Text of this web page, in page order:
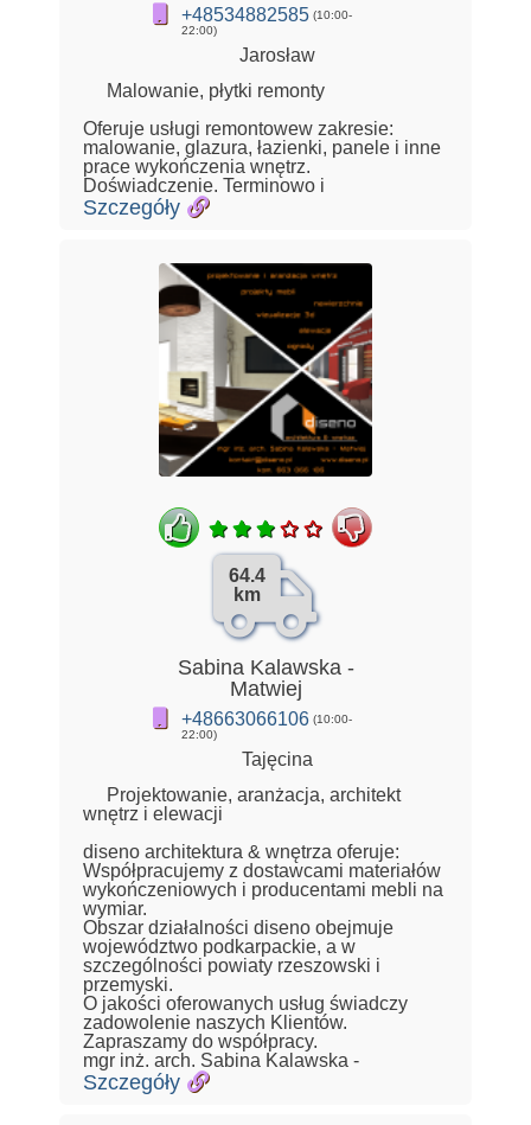
+48534882585 (10:00-
22:00)
Jarosław
Malowanie, płytki remonty
Oferuje usługi remontowew zakresie:
malowanie, glazura, łazienki, panele i inne
prace wykończenia wnętrz.
Doświadczenie. Terminowo i
Szczegóły
64.4
km
Sabina Kalawska -
Matwiej
+48663066106 (10:00-
22:00)
Tajęcina
Projektowanie, aranżacja, architekt
wnętrz i elewacji
diseno architektura & wnętrza oferuje:
Współpracujemy z dostawcami materiałów
wykończeniowych i producentami mebli na
wymiar.
Obszar działalności diseno obejmuje
województwo podkarpackie, a w
szczególności powiaty rzeszowski i
przemyski.
O jakości oferowanych usług świadczy
zadowolenie naszych Klientów.
Zapraszamy do współpracy.
mgr inż. arch. Sabina Kalawska -
Szczegóły